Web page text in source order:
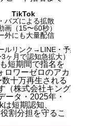
TikTok
バズによる拡散
画（15〜60秒）
外にも大量配信
ルリンク→LINE・予約
ヶ月で認知急拡大）
短期間で指名を
ロワーゼロのアカ
十万再生される
（株式会社キング
ータ・2025年・
短期認知、
割分担を守るこ